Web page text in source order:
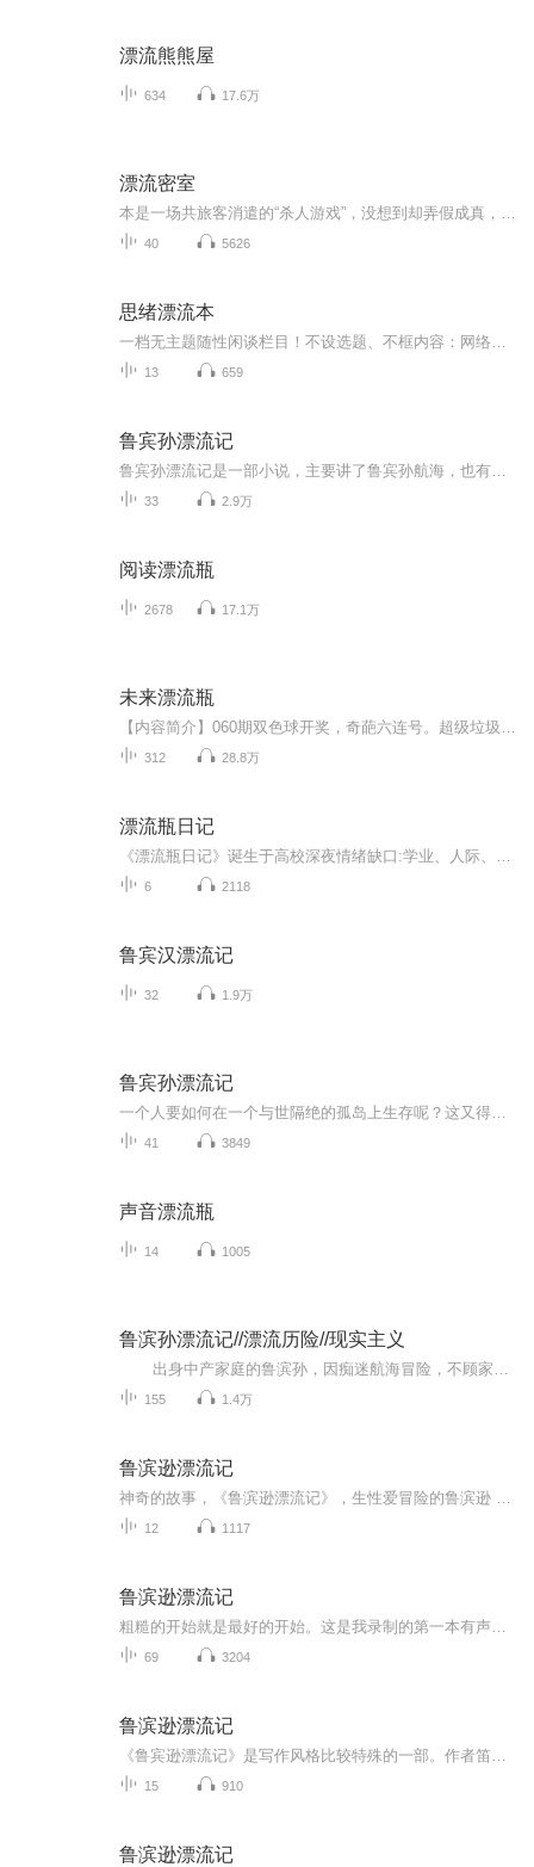
漂流熊熊屋
634 17.6万
漂流密室
40 5626
思绪漂流本
13 659
鲁宾孙漂流记
33 2.9万
阅读漂流瓶
2678 17.1万
未来漂流瓶
312 28.8万
漂流瓶日记
6 2118
鲁宾汉漂流记
32 1.9万
鲁宾孙漂流记
41 3849
声音漂流瓶
14 1005
鲁滨孙漂流记//漂流历险//现实主义
155 1.4万
鲁滨逊漂流记
12 1117
鲁滨逊漂流记
69 3204
鲁滨逊漂流记
15 910
鲁滨逊漂流记